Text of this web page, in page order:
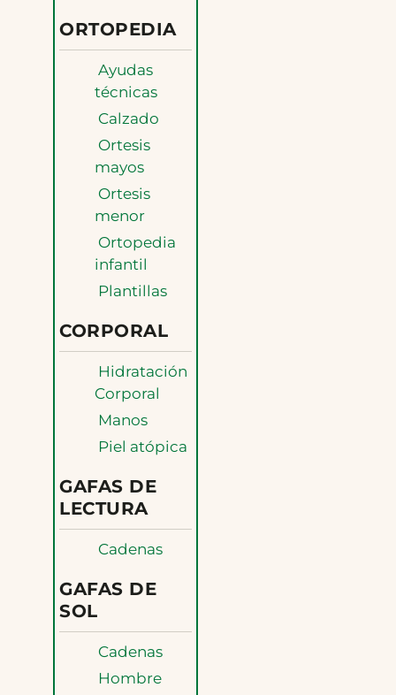
ORTOPEDIA
Ayudas
técnicas
Calzado
Ortesis
mayos
Ortesis
menor
Ortopedia
infantil
Plantillas
CORPORAL
Hidratación
Corporal
Manos
Piel atópica
GAFAS DE
LECTURA
Cadenas
GAFAS DE
SOL
Cadenas
Hombre